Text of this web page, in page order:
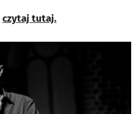
czytaj tutaj.